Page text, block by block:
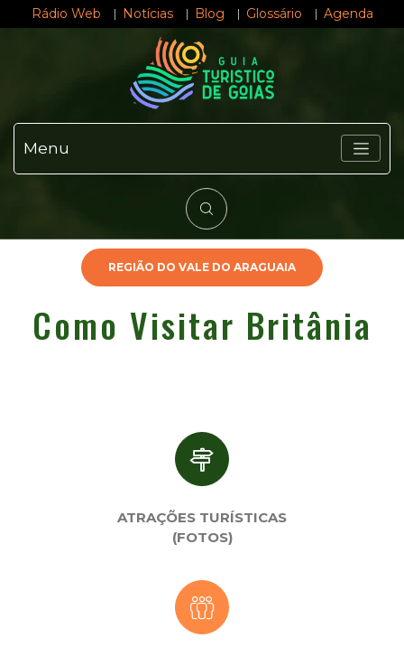
Rádio Web Notícias Blog Glossário Agenda
Menu
REGIÃO DO VALE DO ARAGUAIA
Como Visitar Britânia
ATRAÇÕES TURÍSTICAS
(FOTOS)